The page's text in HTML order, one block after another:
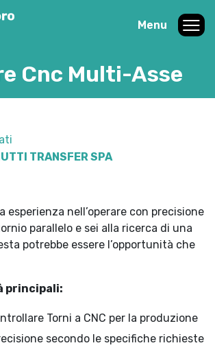
Menu
Cnc Multi-Asse
TRANSFER SPA
esperienza nell’operare con precisione
parallelo e sei alla ricerca di una
potrebbe essere l’opportunità che
principali:
Torni a CNC per la produzione
secondo le specifiche richieste